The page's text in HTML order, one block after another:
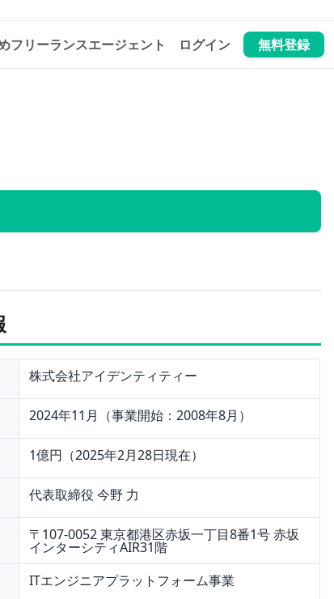
フリーランスエージェント ログイン 無料登録
株式会社アイデンティティー
2024年11月（事業開始：2008年8月）
1億円（2025年2月28日現在）
代表取締役 今野 力
〒107-0052 東京都港区赤坂一丁目8番1号 赤坂
インターシティAIR31階
ITエンジニアプラットフォーム事業